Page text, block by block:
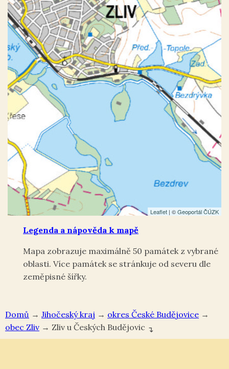
Domů → Jihočeský kraj → okres České Budějovice →
Zliv → Zliv u Českých Budějovic ↴
Leaflet | ©Geoportál ČÚZK
Legenda a nápověda k mapě
Mapa zobrazuje maximálně 50 památek z vybrané
oblasti. Více památek se stránkuje od severu dle
zeměpisné šířky.